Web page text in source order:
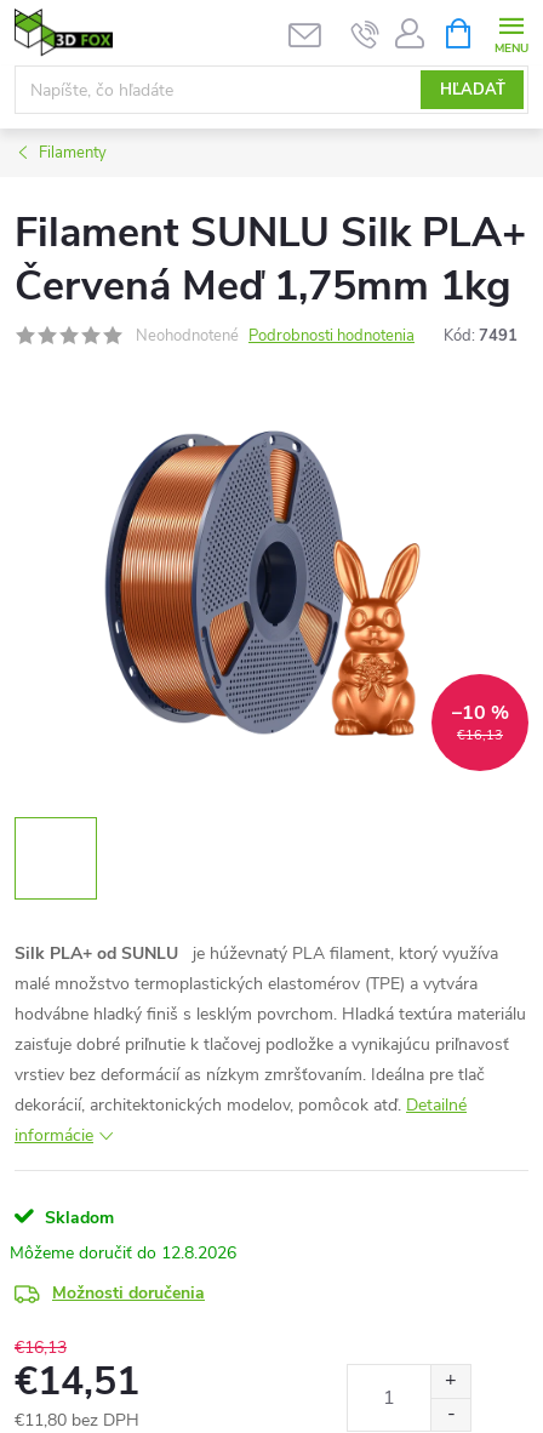
Prejsť
na
obsah
HĽADAŤ
KOŠÍK
Filamenty
Filament SUNLU Silk PLA+
Červená Meď 1,75mm 1kg
Neohodnotené Podrobnosti hodnotenia Kód: 7491
€16,13
–10 %
Silk PLA+ od SUNLU
je húževnatý PLA filament, ktorý využíva
malé množstvo termoplastických elastomérov (TPE) a vytvára
hodvábne hladký finiš s lesklým povrchom. Hladká textúra materiálu
zaisťuje dobré priľnutie k tlačovej podložke a vynikajúcu priľnavosť
vrstiev bez deformácií as nízkym zmršťovaním. Ideálna pre tlač
dekorácií, architektonických modelov, pomôcok atď. Detailné
informácie
Skladom
12.8.2026
Možnosti doručenia
€16,13
€14,51
€11,80 bez DPH